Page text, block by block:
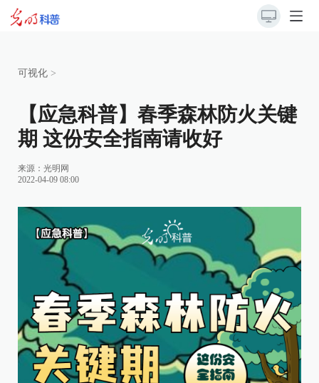
可视化 >
【应急科普】春季森林防火关键
期 这份安全指南请收好
来源： 光明网
2022-04-09 08:00